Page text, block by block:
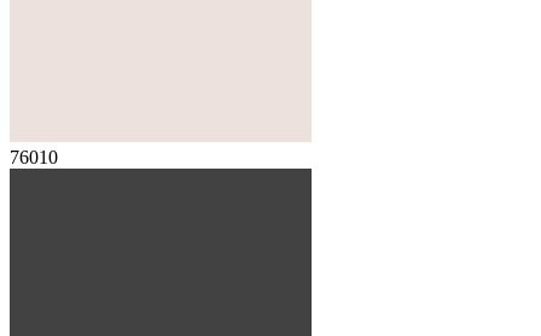
76010